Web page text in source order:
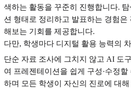
색하는 활동을 꾸준히 진행합니다. 탐
션 형태로 정리하고 발표하는 경험은
해보는 기회를 제공합니다.
다만, 학생마다 디지털 활용 능력의
단순 자료 조사에 그치지 않고 AI 도
여 프레젠테이션을 쉽게 구성·수정
하며 모든 학생이 자신의 진로에 대